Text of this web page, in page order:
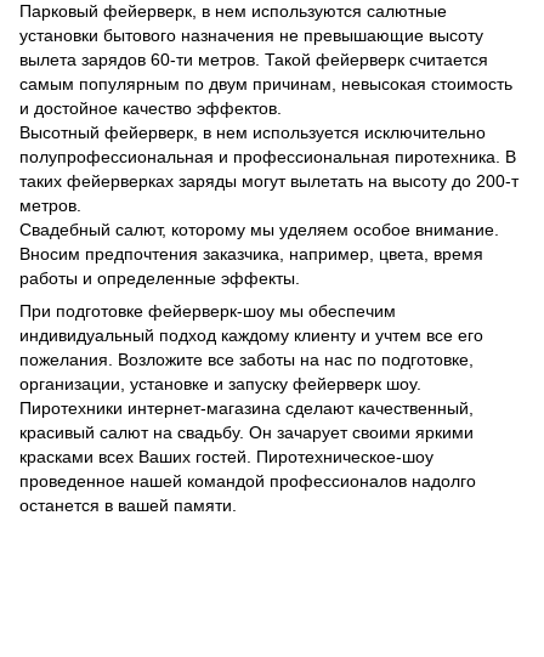
Парковый фейерверк, в нем используются салютные
установки бытового назначения не превышающие высоту
вылета зарядов 60-ти метров. Такой фейерверк считается
самым популярным по двум причинам, невысокая стоимость
и достойное качество эффектов.
Высотный фейерверк, в нем используется исключительно
полупрофессиональная и профессиональная пиротехника. В
таких фейерверках заряды могут вылетать на высоту до 200-т
метров.
Свадебный салют, которому мы уделяем особое внимание.
Вносим предпочтения заказчика, например, цвета, время
работы и определенные эффекты.
При подготовке фейерверк-шоу мы обеспечим
индивидуальный подход каждому клиенту и учтем все его
пожелания. Возложите все заботы на нас по подготовке,
организации, установке и запуску фейерверк шоу.
Пиротехники интернет-магазина сделают качественный,
красивый салют на свадьбу. Он зачарует своими яркими
красками всех Ваших гостей. Пиротехническое-шоу
проведенное нашей командой профессионалов надолго
останется в вашей памяти.